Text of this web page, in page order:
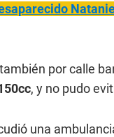
por calle
, y no pudo
una